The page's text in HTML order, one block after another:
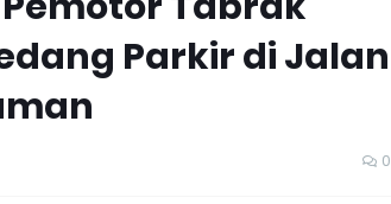
Parkir di Jalan
0